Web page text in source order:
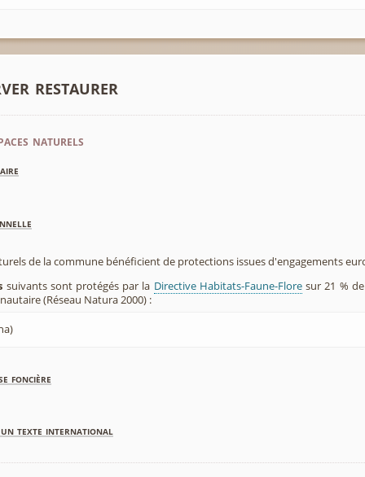
restaurer
naturels
de la commune bénéficient de protections issues d'engagements
suivants sont protégés par la Directive Habitats-Faune-Floresur 21 %
(Réseau Natura 2000) :
foncière
texte international